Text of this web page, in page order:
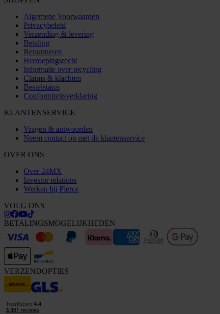
Algemene Voorwaarden
Privacybeleid
Verzending & levering
Betaling
Retourneren
Herroepingsrecht
Informatie over recycling
Claims & klachten
Bestelstatus
Conformiteitsverklaring
KLANTENSERVICE
Vragen & antwoorden
Neem contact op met de klantenservice
OVER ONS
Over 24MX
Investor relations
Werken bij Pierce
VOLG ONS
BETALINGSMOGELIJKHEDEN
VERZENDOPTIES